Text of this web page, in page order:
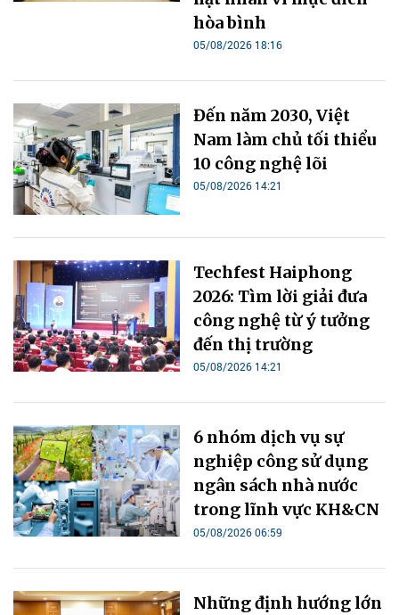
hòa bình
05/08/2026 18:16
Đến năm 2030, Việt
Nam làm chủ tối thiểu
10 công nghệ lõi
05/08/2026 14:21
Techfest Haiphong
2026: Tìm lời giải đưa
công nghệ từ ý tưởng
đến thị trường
05/08/2026 14:21
6 nhóm dịch vụ sự
nghiệp công sử dụng
ngân sách nhà nước
trong lĩnh vực KH&CN
05/08/2026 06:59
Những định hướng lớn